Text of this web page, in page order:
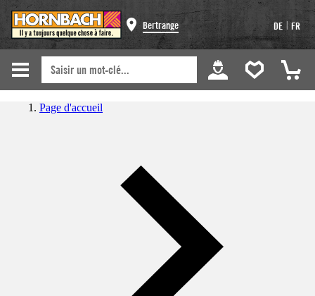
Bertrange DE | FR
Page d'accueil